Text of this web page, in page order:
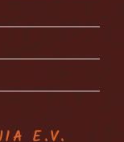
E.V.